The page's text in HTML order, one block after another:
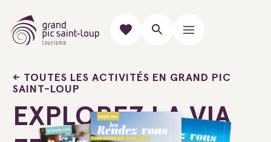
TOUTES LES ACTIVITÉS EN GRAND PIC
SAINT-LOUP
EXPLOREZ LA VIA